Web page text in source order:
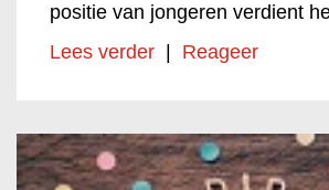
positie van jongeren verdient
Lees verder
Reageer